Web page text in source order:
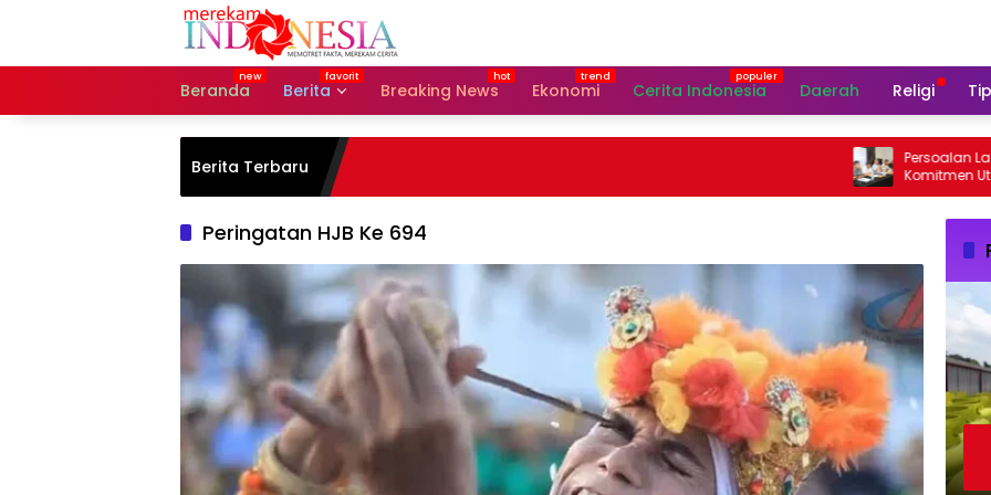
Beranda Berita Breaking News Ekonomi Cerita Indonesia Daerah Religi
Berita Terbaru
Persoalan Laoli,
Komitmen
Aspirasi Warga
Peringatan HJB Ke 694